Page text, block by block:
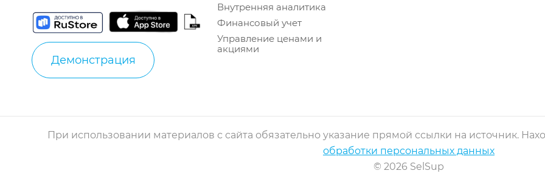
Демонстрация
Внутренняя аналитика
Финансовый учет
Управление ценами и
акциями
При использовании материалов с сайта обязательно указание прямой ссылки на источник.
обработки персональных данных
© 2026 SelSup